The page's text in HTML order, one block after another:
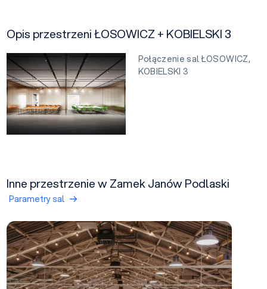
Opis przestrzeni ŁOSOWICZ + KOBIELSKI 3
Połączenie sal ŁOSOWICZ,
KOBIELSKI 3
Inne przestrzenie w Zamek Janów Podlaski
Parametry sal
Zazamcze